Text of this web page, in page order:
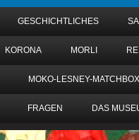
GESCHICHTLICHES
KORONA MORLI
MOKO-LESNEY-MATCHBOX
FRAGEN DAS